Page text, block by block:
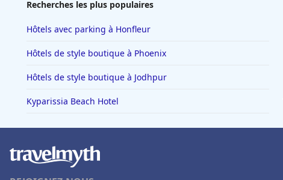
Recherches les plus populaires
Hôtels avec parking à Honfleur
Hôtels de style boutique à Phoenix
Hôtels de style boutique à Jodhpur
Kyparissia Beach Hotel